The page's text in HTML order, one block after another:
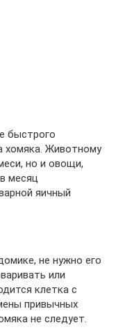
быстрого
хомяка. Животному
но и овощи,
месяц
яичный
не нужно его
или
клетка с
привычных
не следует.